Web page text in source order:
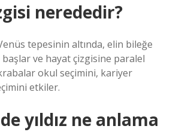
nerededir?
tepesinin altında, elin bileğe
başlar ve hayat çizgisine paralel
okul seçimini, kariyer
etkiler.
yıldız ne anlama